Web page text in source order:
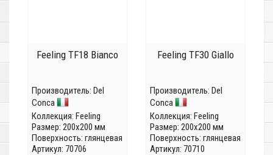
Feeling TF18 Bianco
Производитель: Del
Conca
Коллекция: Feeling
Размер: 200x200 мм
Поверхность: глянцевая
Артикул: 70706
Feeling TF30 Giallo
Производитель: Del
Conca
Коллекция: Feeling
Размер: 200x200 мм
Поверхность: глянцевая
Артикул: 70710